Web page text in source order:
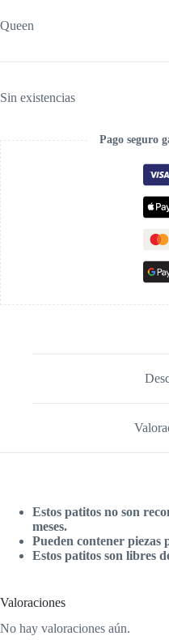
Queen
Sin existencias
Pago seguro
Estos patitos no son
meses.
Pueden contener piezas
Estos patitos son libres
Valoraciones
No hay valoraciones aún.